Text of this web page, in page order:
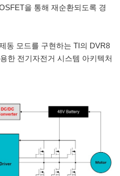
을 통해 재순환되도록 경
동 모드를 구현하는 TI의 DVR8
한 전기자전거 시스템 아키텍처